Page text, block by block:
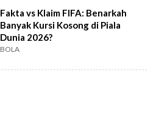
Fakta vs Klaim FIFA: Benarkah
Banyak Kursi Kosong di Piala
Dunia 2026?
BOLA